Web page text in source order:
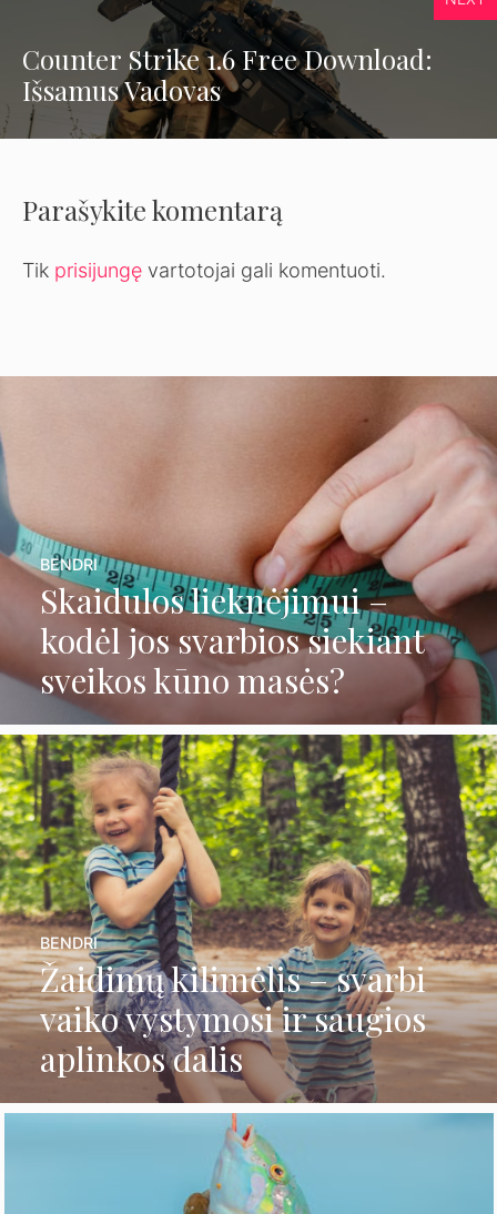
Counter Strike 1.6 Free Download:
Išsamus Vadovas
Parašykite komentarą
Tik prisijungę vartotojai gali komentuoti.
Skaidulos lieknėjimui –
kodėl jos svarbios siekiant
sveikos kūno masės?
BENDRI
Žaidimų kilimėlis – svarbi
vaiko vystymosi ir saugios
aplinkos dalis
BENDRI